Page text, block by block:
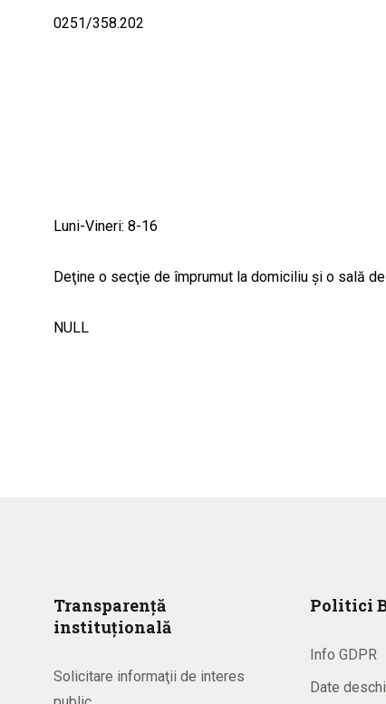
0251/358.202
Luni-Vineri: 8-16
Deţine o secţie de împrumut la domiciliu şi o sală
NULL
Transparență
instituțională
Solicitare informaţii de interes
Politici
Info GDPR
Date